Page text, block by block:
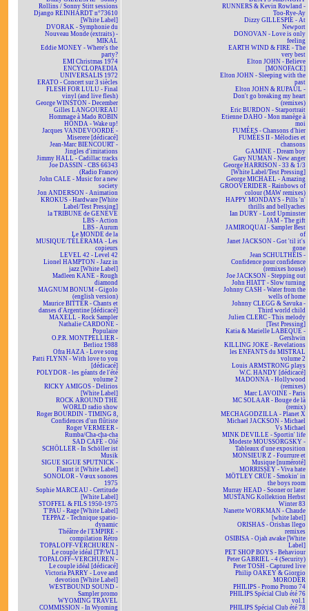
Rollins / Sonny Stitt sessions
Django REINHARDT n°73610
[White Label]
DVORAK - Symphonie du
Nouveau Monde (extraits) -
MIKAL
Eddie MONEY - Where's the
party?
EMI Christmas 1974
ENCYCLOPAEDIA
UNIVERSALIS 1972
ERATO - Concert sur 3 siècles
FLESH FOR LULU - Final
vinyl (and live flesh)
George WINSTON - December
Gilles LANGOUREAU
Hommage à Mado ROBIN
HONDA - Wake up!
Jacques VANDEVOORDE -
Miserere [dédicacé]
Jean-Marc BIENCOURT -
Jingles d'imitations
Jimmy HALL - Cadillac tracks
Joe DASSIN - CBS 66343
(Radio France)
John CALE - Music for a new
society
Jon ANDERSON - Animation
KROKUS - Hardware [White
Label/Test Pressing]
la TRIBUNE de GENÈVE
LBS - Action
LBS - Aurum
Le MONDE de la
MUSIQUE/TÉLÉRAMA - Les
copieurs
LEVEL 42 - Level 42
Lionel HAMPTON - Jazz in
jazz [White Label]
Madleen KANE - Rough
diamond
MAGNUM BONUM - Gigolo
(english version)
Maurice BITTER - Chants et
danses d'Argentine [dédicacé]
MAXELL - Rock Sampler
Nathalie CARDONE -
Populaire
O.P.R. MONTPELLIER -
Berlioz 1988
Ofra HAZA - Love song
Patti FLYNN - With love to you
[dédicacé]
POLYDOR - les géants de l'été
volume 2
RICKY AMIGOS - Delirios
[White Label]
ROCK AROUND THE
WORLD radio show
Roger BOURDIN - TIMING 8,
Confidences d'un flûtiste
Roger VERMEER -
Rumba/Cha-cha-cha
SAD CAFÉ - Olé
SCHÖLLER - In Schöller ist
Musik
SIGUE SIGUE SPUTNICK -
Flaunt it [White Label]
SONOLOR - Vœux sonores
1975
Sophie MARCEAU - Certitude
[White Label]
STOFFEL & FILS 1950-1975
T'PAU - Rage [White Label]
TEPPAZ - Technique spatio-
dynamic
Théâtre de l'EMPIRE -
compilation Rétro
TOPALOFF-VERCHUREN -
Le couple idéal [TP/WL]
TOPALOFF~VERCHUREN -
Le couple idéal [dédicacé]
Victoria PARRY - Love and
devotion [White Label]
WESTBOUND SOUND -
Sampler promo
WYOMING TRAVEL
COMMISSION - In Wyoming
RUNNERS & Kevin Rowland -
Too-Rye-Ay
Dizzy GILLESPIE - At
Newport
DONOVAN - Love is only
feeling
EARTH WIND & FIRE - The
very best
Elton JOHN - Believe
[MONOFACE]
Elton JOHN - Sleeping with the
past
Elton JOHN & RUPAUL -
Don't go breaking my heart
(remixes)
Eric BURDON - Starportrait
Etienne DAHO - Mon manège à
moi
FUMÉES - Chansons d'hier
FUMÉES II - Mélodies et
chansons
GAMINE - Dream boy
Gary NUMAN - New anger
George HARRISON - 33 & 1/3
[White Label/Test Pressing]
George MICHAEL - Amazing
GROOVERIDER - Rainbows of
colour (MAW remixes)
HAPPY MONDAYS - Pills 'n'
thrills and bellyaches
Ian DURY - Lord Upminster
JAM - The gift
JAMIROQUAI - Sampler Best
of
Janet JACKSON - Got 'til it's
gone
Jean SCHULTHEIS -
Confidence pour confidence
(remixes house)
Joe JACKSON - Stepping out
John HIATT - Slow turning
Johnny CASH - Water from the
wells of home
Johnny CLEGG & Savuka -
Third world child
Julien CLERC - This melody
[Test Pressing]
Katia & Marielle LABEQUE -
Gershwin
KILLING JOKE - Revelations
les ENFANTS du MISTRAL
volume 2
Louis ARMSTRONG plays
W.C. HANDY [dédicacé]
MADONNA - Hollywood
(remixes)
Marc LAVOINE - Paris
MC SOLAAR - Bouge de là
(remix)
MECHAGODZILLA - Planet X
Michael JACKSON - Michael
Vs Michael
MINK DEVILLE - Sportin' life
Modeste MOUSSORGSKY -
Tableaux d'une exposition
MONSIEUR Z - Fourrure et
Musique [numéroté]
MORRISSEY - Viva hate
MÖTLEY CRÜE - Smokin' in
the boys room
Murray HEAD - Sooner or later
MUSTANG Kollektion Herbst
Winter 83
Nanette WORKMAN - Chaude
[white label]
ORISHAS - Orishas llego
remixes
OSIBISA - Ojah awake [White
Label]
PET SHOP BOYS - Behaviour
Peter GABRIEL - 4 (Security)
Peter TOSH - Captured live
Philip OAKEY & Giorgio
MORODER
PHILIPS - Promo Promo 74
PHILIPS Spécial Club été 76
vol.1
PHILIPS Spécial Club été 78